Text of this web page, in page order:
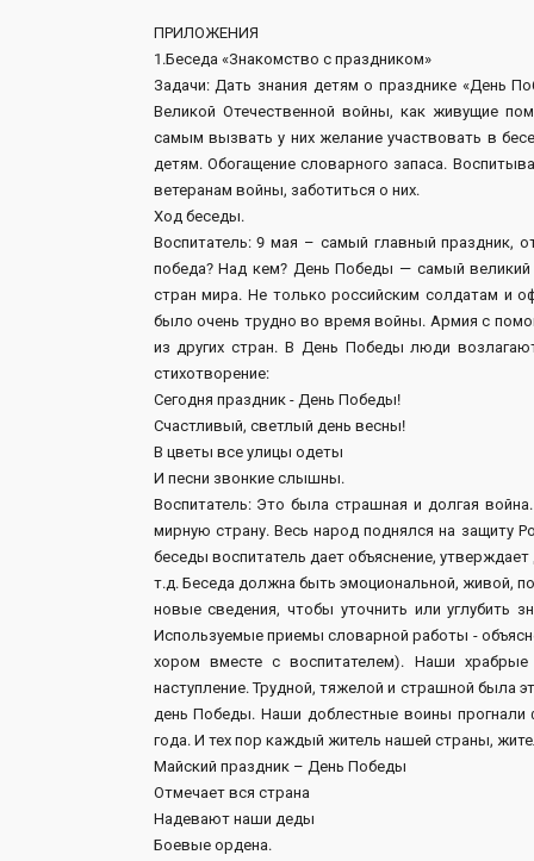
ПРИЛОЖЕНИЯ
1.Беседа «Знакомство с праздником»
Задачи: Дать знания детям о празднике «День
Великой Отечественной войны, как живущие
самым вызвать у них желание участвовать в
детям. Обогащение словарного запаса.
ветеранам войны, заботиться о них.
Ход беседы.
Воспитатель: 9 мая – самый главный праздник,
победа? Над кем? День Победы — самый великий
стран мира. Не только российским солдатам и
было очень трудно во время войны. Армия с
из других стран. В День Победы люди
стихотворение:
Сегодня праздник - День Победы!
Счастливый, светлый день весны!
В цветы все улицы одеты
И песни звонкие слышны.
Воспитатель: Это была страшная и долгая
мирную страну. Весь народ поднялся на защиту
беседы воспитатель дает объяснение,
т.д. Беседа должна быть эмоциональной, живой,
новые сведения, чтобы уточнить или углубить
Используемые приемы словарной работы -
хором вместе с воспитателем). Наши
наступление. Трудной, тяжелой и страшной была
день Победы. Наши доблестные воины
года. И тех пор каждый житель нашей страны,
Майский праздник – День Победы
Отмечает вся страна
Надевают наши деды
Боевые ордена.